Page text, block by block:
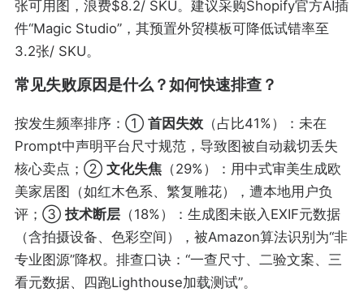
张可用图，浪费$8.2/ SKU。建议采购Shopify官方AI插
件“Magic Studio”，其预置外贸模板可降低试错率至
3.2张/ SKU。
常见失败原因是什么？如何快速排查？
按发生频率排序：① 首因失效（占比41%）：未在
Prompt中声明平台尺寸规范，导致图被自动裁切丢失
核心卖点；② 文化失焦（29%）：用中式审美生成欧
美家居图（如红木色系、繁复雕花），遭本地用户负
评；③ 技术断层（18%）：生成图未嵌入EXIF元数据
（含拍摄设备、色彩空间），被Amazon算法识别为“非
专业图源”降权。排查口诀：“一查尺寸、二验文案、三
看元数据、四跑Lighthouse加载测试”。